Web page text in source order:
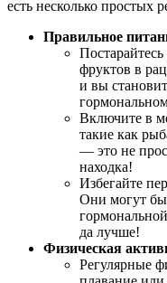
есть несколько простых
Правильное
фруктов в
и вы
Включите в
такие как
— это не
находка!
Избегайте
Они могут
да лучше!
Физическая
Регулярные